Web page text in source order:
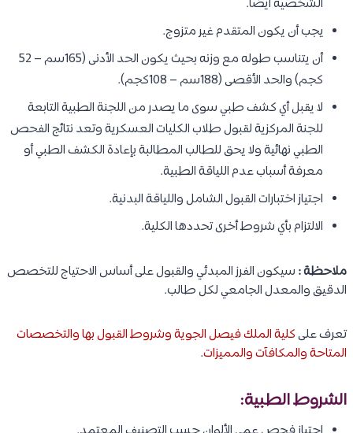
الشخصية أيضًا.
يجب أن يكون المتقدم غير متزوج.
أن يتناسب طوله مع وزنه بحيث يكون الحد الأدنى (165سم – 52
كجم) والحد الأقصى (188سم – 108كجم).
لا يقبل أي كشف طبي سوى ما يصدر من اللجنة الطبية التابعة
للجنة المركزية لقبول طلاب الكليات العسكرية وتعد نتائج الفحص
الطبي نهائية ولا يحق للطالب المطالبة بإعادة الكشف الطبي أو
معرفة أسباب عدم اللياقة الطبية.
اجتياز اختبارات القبول الشامل واللياقة البدنية.
الالتزام بأي شروط أخرى تحددها الكلية.
ملاحظة : سيكون الفرز المبدئي والقبول على أساس الاحتياج للتخصص
الدقيق والمعدل الجامعي لكل طالب.
تعرف علىكلية الملك فيصل الجوية وشروط القبول بها والتخصصات
المتاحة والمكافآت والمميزات.
الشروط الطبية: